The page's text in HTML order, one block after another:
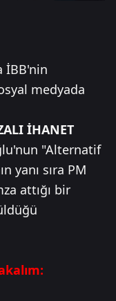
İBB'nin
medyada
İHANET
"Alternatif
yanı sıra PM
attığı bir